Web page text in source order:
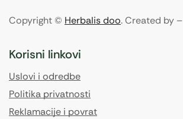
Copyright © Herbalis doo. Created by –
Korisni linkovi
Uslovi i odredbe
Politika privatnosti
Reklamacije i povrat